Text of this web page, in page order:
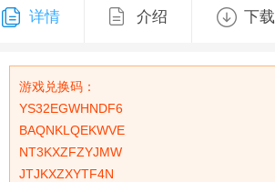
版v8.3.8最
新版
5.45.1最新
版
详情 介绍 下载
游戏兑换码：
YS32EGWHNDF6
BAQNKLQEKWVE
NT3KXZFZYJMW
JTJKXZXYTF4N